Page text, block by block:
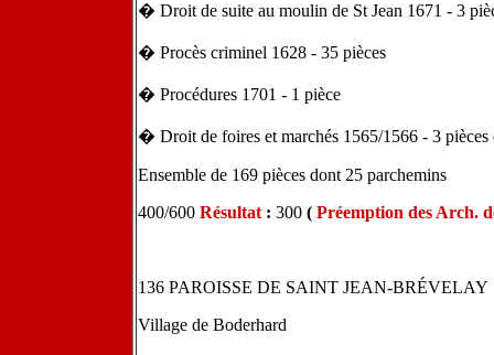
� Droit de suite au moulin de St Jean 1671 - 3
� Procès criminel 1628 - 35 pièces
� Procédures 1701 - 1 pièce
� Droit de foires et marchés 1565/1566 - 3 pièces
Ensemble de 169 pièces dont 25 parchemins
400/600 Résultat : 300 ( Préemption des Arch.
136 PAROISSE DE SAINT JEAN-BRÉVELAY
Village de Boderhard